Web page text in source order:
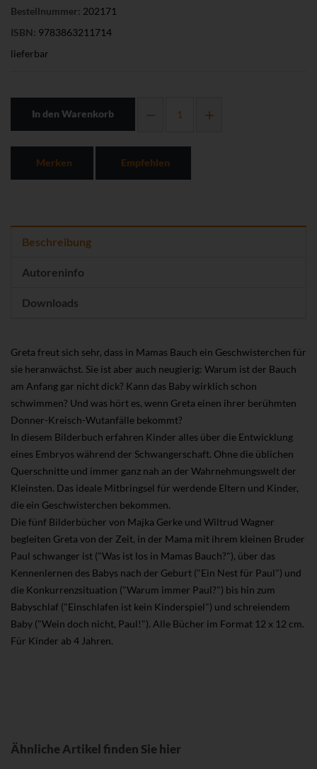
Bestellnummer: 202171
ISBN: 9783863211714
lieferbar
In den Warenkorb
Merken Empfehlen
Beschreibung
Autoreninfo
Downloads
Greta freut sich sehr, dass in Mamas Bauch ein Geschwisterchen für
sie heranwächst. Sie ist aber auch neugierig: Warum ist der Bauch
am Anfang gar nicht dick? Kann das Baby wirklich schon
schwimmen? Und was hört es, wenn Greta einen ihrer berühmten
Donner-Kreisch-Wutanfälle bekommt?
In diesem Bilderbuch erfahren Kinder alles über die Entwicklung
eines Embryos während der Schwangerschaft. Ohne die üblichen
Querschnitte und immer ganz nah an der Wahrnehmungswelt der
Kleinsten. Das ideale Mitbringsel für werdende Eltern und Kinder,
die ein Geschwisterchen bekommen.
Die fünf Bilderbücher von Majka Gerke und Wiltrud Wagner
begleiten Greta von der Zeit, in der Mama mit ihrem kleinen Bruder
Paul schwanger ist ("Was ist los in Mamas Bauch?"), über das
Kennenlernen des Babys nach der Geburt ("Ein Nest für Paul") und
die Konkurrenzsituation ("Warum immer Paul?") bis hin zum
Babyschlaf ("Einschlafen ist kein Kinderspiel") und schreiendem
Baby ("Wein doch nicht, Paul!"). Alle Bücher im Format 12 x 12 cm.
Für Kinder ab 4 Jahren.
Ähnliche Artikel finden Sie hier